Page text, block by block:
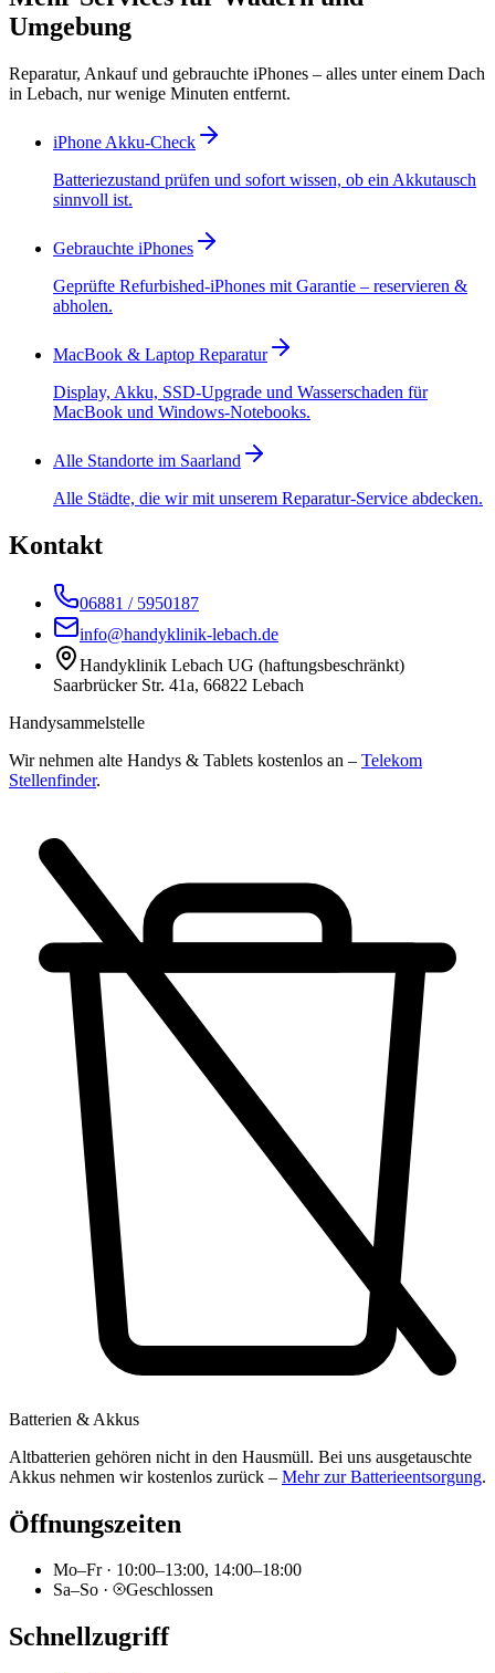
Umgebung
Reparatur, Ankauf und gebrauchte iPhones – alles unter einem Dach
in Lebach, nur wenige Minuten entfernt.
iPhone Akku-Check
Batteriezustand prüfen und sofort wissen, ob ein Akkutausch
sinnvoll ist.
Gebrauchte iPhones
Geprüfte Refurbished-iPhones mit Garantie – reservieren &
abholen.
MacBook & Laptop Reparatur
Display, Akku, SSD-Upgrade und Wasserschaden für
MacBook und Windows-Notebooks.
Alle Standorte im Saarland
Alle Städte, die wir mit unserem Reparatur-Service abdecken.
Kontakt
06881 / 5950187
info@handyklinik-lebach.de
Handyklinik Lebach UG (haftungsbeschränkt)
Saarbrücker Str. 41a, 66822 Lebach
Handysammelstelle
Wir nehmen alte Handys & Tablets kostenlos an – Telekom
Stellenfinder.
Batterien & Akkus
Altbatterien gehören nicht in den Hausmüll. Bei uns ausgetauschte
Akkus nehmen wir kostenlos zurück – Mehr zur Batterieentsorgung.
Öffnungszeiten
Mo–Fr· 10:00–13:00, 14:00–18:00
Sa–So · Geschlossen
Schnellzugriff